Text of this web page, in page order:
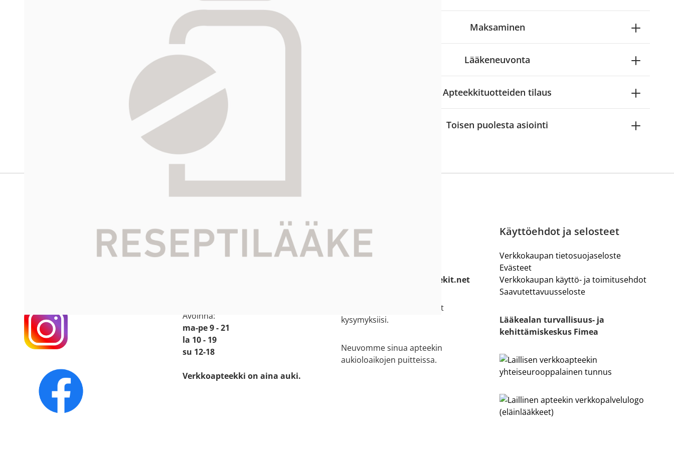
Reseptilääkkeiden tilaaminen edellyttää voimassa olevaa reseptiä, ja voit
-palvelusta. Tilausta varten sinun pitää ensin
tunnistautua. Apteekki käsittelee tilauksesi, jonka jälkeen voit maksaa ostoksesi.
Siirry reseptilääketilaukseen
Maksaminen
Lääkeneuvonta
Apteekkituotteiden tilaus
Toisen puolesta asiointi
Sellon Apteekki
Katso sijainti kartalla
Avoinna:
ma-pe 9 - 21
la 10 - 19
su 12-18
Verkkoapteekki on aina auki.
Asiakaspalvelu
09 8492550
sellon.apteekki [at] apteekit.net
Asiantuntijamme vastaavat
kysymyksiisi.
Neuvomme sinua apteekin
aukioloaikojen puitteissa.
Käyttöehdot ja selosteet
Verkkokaupan tietosuojaseloste
Evästeet
Verkkokaupan käyttö- ja toimitusehdot
Saavutettavuusseloste
Lääkealan turvallisuus- ja
kehittämiskeskus Fimea